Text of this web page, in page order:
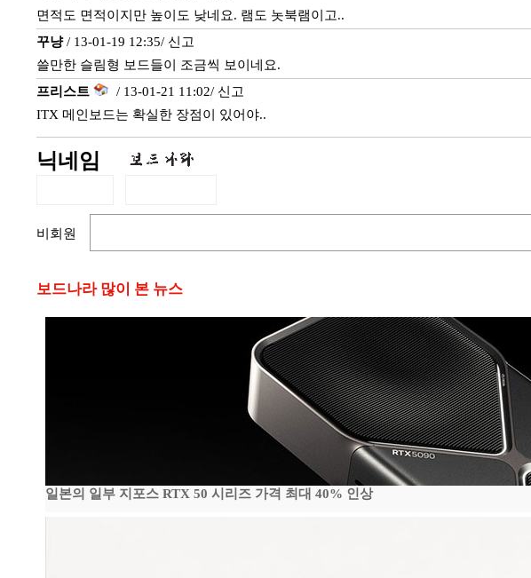
면적도 면적이지만 높이도 낮네요. 램도 놋북램이고..
꾸냥/ 13-01-19 12:35/ 신고
쓸만한 슬림형 보드들이 조금씩 보이네요.
프리스트
/ 13-01-21 11:02/ 신고
ITX 메인보드는 확실한 장점이 있어야..
닉네임
비회원
보드나라 많이 본 뉴스
일본의 일부 지포스 RTX 50 시리즈 가격 최대 40% 인상